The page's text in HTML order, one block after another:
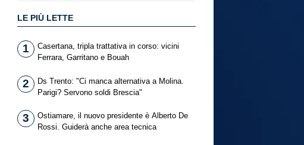
LE PIÙ LETTE
1
Casertana, tripla trattativa in corso: vicini
Ferrara, Garritano e Bouah
2
Ds Trento: "Ci manca alternativa a Molina.
Parigi? Servono soldi Brescia"
3
Ostiamare, il nuovo presidente è Alberto De
Rossi. Guiderà anche area tecnica